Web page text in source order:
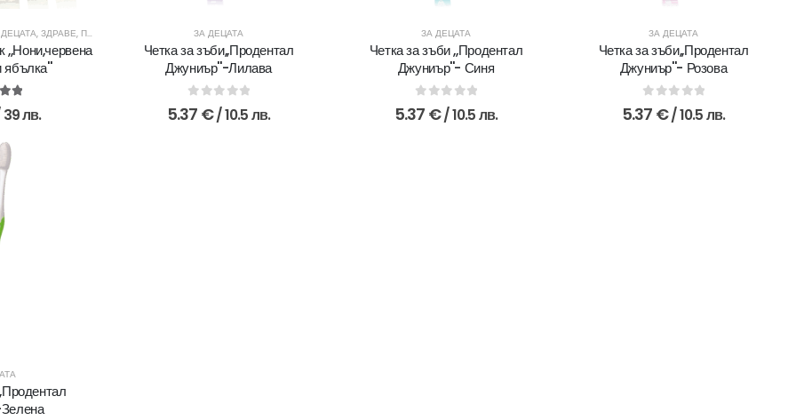
, ЗДРАВЕ, ПЛОДОВИ ЧАЙОВЕ ЧАЙОВЕ И ДОБАВКИ
,,Нони,червена
ябълка''
of 5
лв.
ЗА ДЕЦАТА
Четка за зъби,,Продентал
Джуниър''-Лилава
0out of 5
5.37 €/ 10.5 лв.
ЗА ДЕЦАТА
Четка за зъби ,,Продентал
Джуниър''- Синя
0out of 5
5.37 €/ 10.5 лв.
ЗА ДЕЦАТА
Четка за зъби,,Продентал
Джуниър''- Розова
0out of 5
5.37 €/ 10.5 лв.